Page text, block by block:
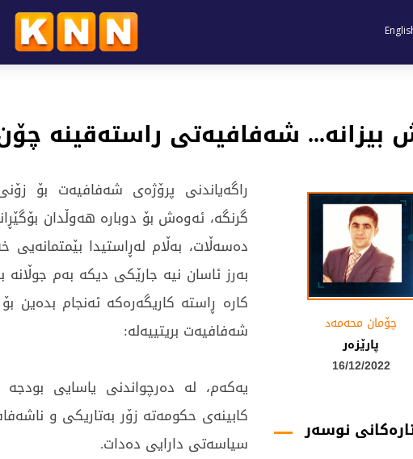
بیزانە... شەفافیەتی راستەقینە
چۆمان محه‌مه‌د
پارێزەر
16/12/2022
نوسەر
راگەیاندنی پرۆژەی شەفافیەت بۆ
گرنگە، ئەوەش بۆ دوبارە هەوڵدان
دەسەڵات، بەڵام لەڕاستیدا
بەرز ئاسان نیە جارێکى دیکە بەم جوڵانە
كارە ڕاستە كاریگەرەكە ئەنجام
شەفافیەت بریتییەلە:
یەکەم، لە دەرچواندنی یاسایی
كابینەی حكومەتە زۆر بەتاریكی و
سیاسەتى دارایى دەدات.